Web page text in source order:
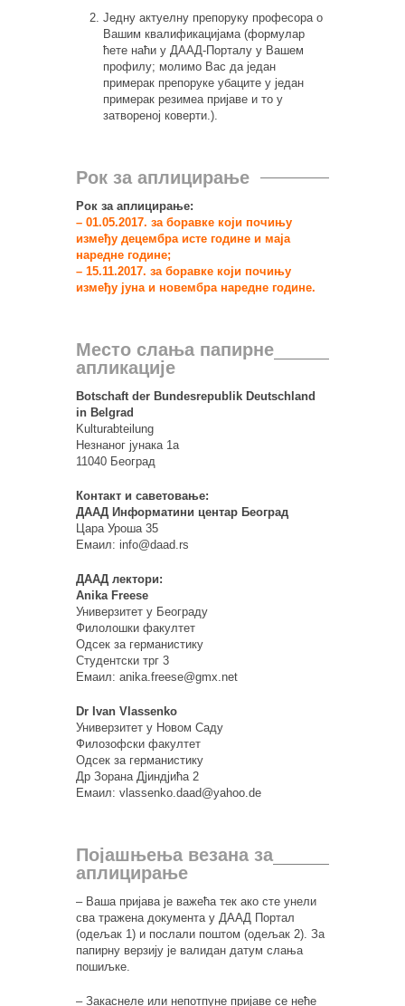
Једну актуелну препоруку професора о
Вашим квалификацијама (формулар
ћете наћи у ДААД-Порталу у Вашем
профилу; молимо Вас да један
примерак препоруке убаците у један
примерак резимеа пријаве и то у
затвореној коверти.).
Рок за аплицирање
Рок за аплицирање:
– 01.05.2017. за боравке који почињу
између децембра исте године и маја
наредне године;
– 15.11.2017. за боравке који почињу
између јуна и новембра наредне године.
Место слања папирне
апликације
Botschaft der Bundesrepublik Deutschland
in Belgrad
Kulturabteilung
Незнаног јунака 1а
11040 Београд
Контакт и саветовање:
ДААД Информатини центар Београд
Цара Уроша 35
Емаил: info@daad.rs
ДААД лектори:
Anika Freese
Универзитет у Београду
Филолошки факултет
Одсек за германистику
Студентски трг 3
Емаил: anika.freese@gmx.net
Dr Ivan Vlassenko
Универзитет у Новом Саду
Филозофски факултет
Одсек за германистику
Др Зорана Дјиндјића 2
Емаил: vlassenko.daad@yahoo.de
Појашњења везана за
аплицирање
– Ваша пријава је важећа тек ако сте унели
сва тражена документа у ДААД Портал
(одељак 1) и послали поштом (одељак 2). За
папирну верзију је валидан датум слања
пошиљке.
– Закаснеле или непотпуне пријаве се неће